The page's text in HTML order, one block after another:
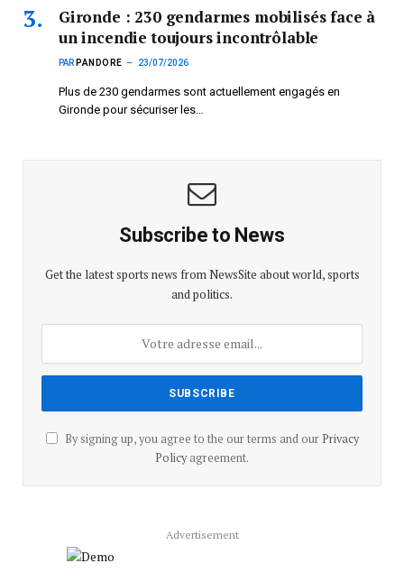
Gironde : 230 gendarmes mobilisés face à
un incendie toujours incontrôlable
PAR PANDORE 23/07/2026
Plus de 230 gendarmes sont actuellement engagés en
Gironde pour sécuriser les…
Subscribe to News
Get the latest sports news from NewsSite about world, sports
and politics.
By signing up, you agree to the our terms and our Privacy
Policyagreement.
Advertisement